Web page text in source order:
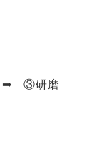
➡ ③研磨